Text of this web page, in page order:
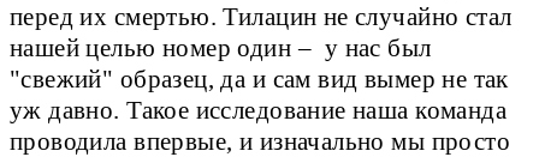
перед их смертью. Тилацин не случайно стал
нашей целью номер один – у нас был
"свежий" образец, да и сам вид вымер не так
уж давно. Такое исследование наша команда
проводила впервые, и изначально мы просто